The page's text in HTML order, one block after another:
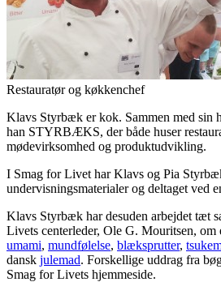
Restauratør og køkkenchef
Klavs Styrbæk er kok. Sammen med sin
han STYRBÆKS, der både huser
mødevirksomhed og produktudvikling.
I Smag for Livet har Klavs og Pia
undervisningsmaterialer og deltaget ved
Klavs Styrbæk har desuden arbejdet tæt
Livets centerleder, Ole G. Mouritsen,
umami, mundfølelse, blæksprutter,
dansk julemad. Forskellige uddrag fra
Smag for Livets hjemmeside.